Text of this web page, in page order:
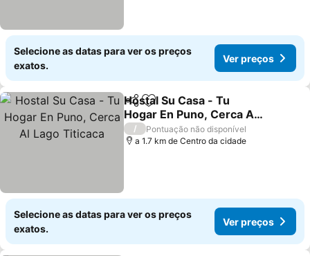
Selecione as datas para ver os preços
exatos.
Ver preços
PartilharAdicionar aos favoritos
Hostal Su Casa - Tu
Hogar En Puno, Cerca Al
Lago Titicaca
/
Pontuação não disponível
a 1.7 km de Centro da cidade
Selecione as datas para ver os preços
exatos.
Ver preços